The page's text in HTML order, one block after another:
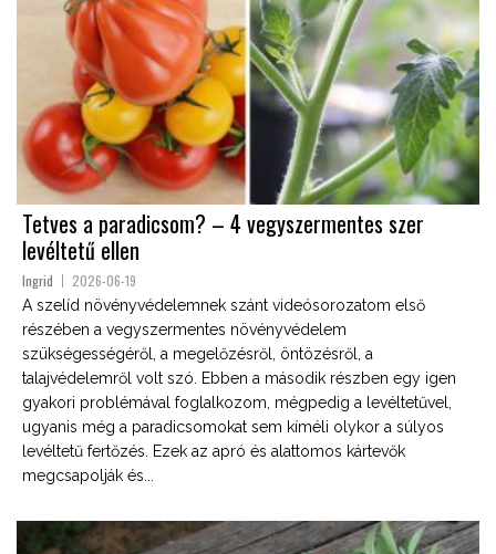
Tetves a paradicsom? – 4 vegyszermentes szer
levéltetű ellen
Ingrid 2026-06-19
A szelíd növényvédelemnek szánt videósorozatom első
részében a vegyszermentes növényvédelem
szükségességéről, a megelőzésről, öntözésről, a
talajvédelemről volt szó. Ebben a második részben egy igen
gyakori problémával foglalkozom, mégpedig a levéltetűvel,
ugyanis még a paradicsomokat sem kíméli olykor a súlyos
levéltetű fertőzés. Ezek az apró és alattomos kártevők
megcsapolják és...